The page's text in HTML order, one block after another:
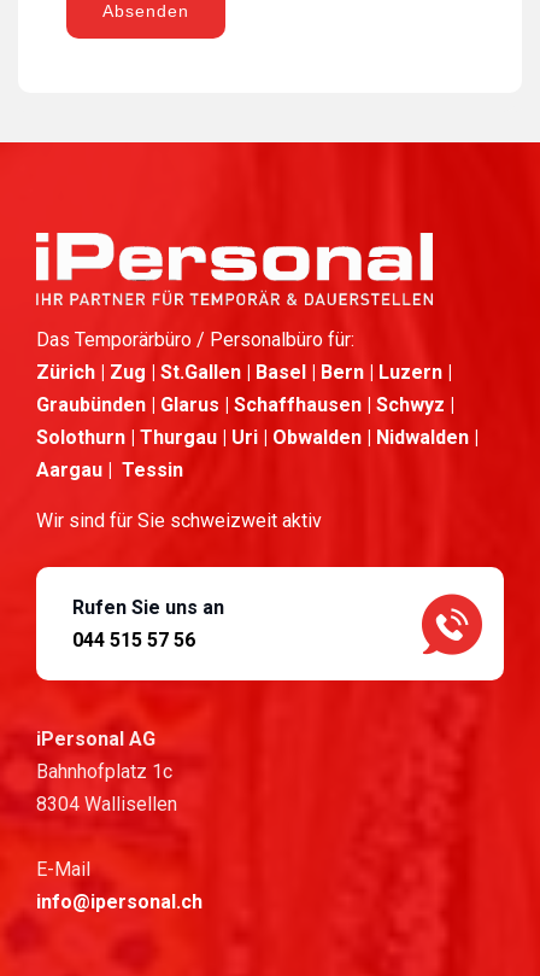
Absenden
Das Temporärbüro / Personalbüro für:
Zürich | Zug | St.Gallen | Basel | Bern | Luzern |
Graubünden | Glarus | Schaffhausen | Schwyz |
Solothurn | Thurgau | Uri | Obwalden | Nidwalden |
Aargau | Tessin
Wir sind für Sie schweizweit aktiv
Rufen Sie uns an
044 515 57 56
iPersonal AG
Bahnhofplatz 1c
8304 Wallisellen
E-Mail
info@ipersonal.ch